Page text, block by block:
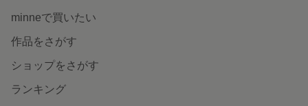
minneで買いたい
作品をさがす
ショップをさがす
ランキング